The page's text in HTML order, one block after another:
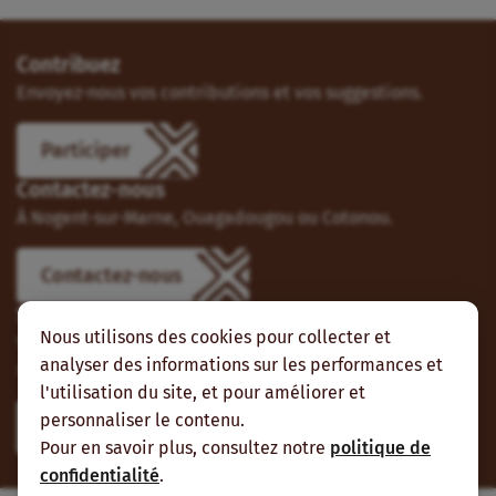
Nous utilisons des cookies pour collecter et
analyser des informations sur les performances et
l'utilisation du site, et pour améliorer et
personnaliser le contenu.
Pour en savoir plus, consultez notre politique de
confidentialité.
Contribuez
Envoyez-nous vos contributions et vos suggestions.
Participer
Contactez-nous
À Nogent-sur-Marne, Ouagadougou ou Cotonou.
Contactez-nous
Suivez-nous
Vous pouvez aussi vous abonner à nos flux RSS et nous
suivre sur les réseaux sociaux.